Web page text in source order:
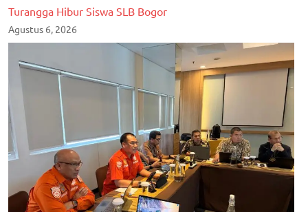
Turangga Hibur Siswa SLB Bogor
Agustus 6, 2026